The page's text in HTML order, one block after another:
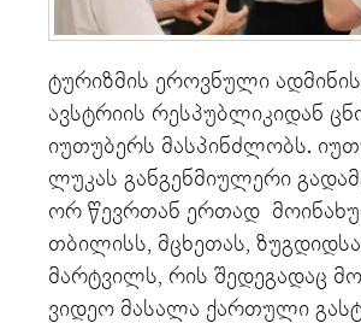
ტურიზმის ეროვნული
ავსტრიის რესპუბლიკიდან
იუთუბერს მასპინძლობს.
ლუკას განგენმიულერი
ორ წევრთან ერთად
თბილისს, მცხეთას,
მარტვილს, რის შედეგადაც
ვიდეო მასალა ქართული